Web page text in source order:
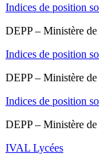
Indices de position
DEPP – Ministère
Indices de position
DEPP – Ministère
Indices de position
DEPP – Ministère
IVAL Lycées